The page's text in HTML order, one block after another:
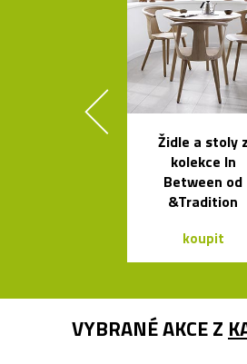
Židle a stoly z
kolekce In
Between od
&Tradition
koupit
VYBRANÉ AKCE Z